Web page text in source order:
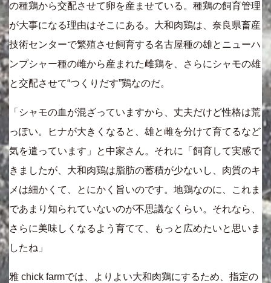
の種鶏から交配させて卵を産ませている。種鶏の飼育管理
が大事になる理由はそこにある。大和肉鶏は、奈良県畜産
技術センターで繁殖させ飼育する名古屋種の雄とニューハ
ンプシャー種の雌から産まれた雌鶏を、さらにシャモの雄
と交配させて“つくりだす”鶏なのだ。
「シャモの血が混ざっていますから、丈夫だけど性格は荒
っぽい。ヒナが大きくなると、雄と雌を分けて育てるなど
気を遣っています」と中家さん。それに「飼育して実感で
きましたが、大和肉鶏は脂肪の蓄積が少ないし、肉質のキ
メは細かくて、とにかく旨いのです。地鶏なのに、これま
であまり知られていないのが不思議なくらい。それなら、
さらに美味しくなるよう育てて、もっと広めたいと思いま
したね」
雅 chick farmでは、よりよい大和肉鶏にするため、指定の